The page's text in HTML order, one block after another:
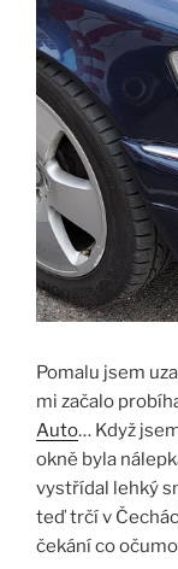
Pomalu jsem
mi začalo
Auto… Když
okně byla
vystřídal lehký
teď trčí v
čekání co